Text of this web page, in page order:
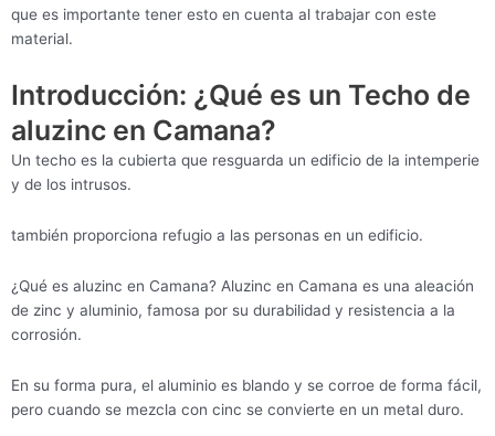
que es importante tener esto en cuenta al trabajar con este
material.
Introducción: ¿Qué es un Techo de
aluzinc en Camana?
Un techo es la cubierta que resguarda un edificio de la intemperie
y de los intrusos.
también proporciona refugio a las personas en un edificio.
¿Qué es aluzinc en Camana? Aluzinc en Camana es una aleación
de zinc y aluminio, famosa por su durabilidad y resistencia a la
corrosión.
En su forma pura, el aluminio es blando y se corroe de forma fácil,
pero cuando se mezcla con cinc se convierte en un metal duro.